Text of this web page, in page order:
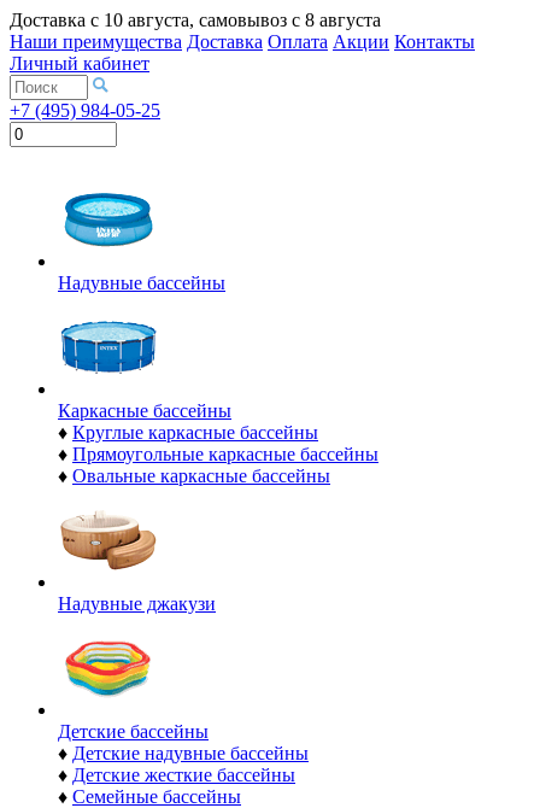
Доставка с 10 августа, самовывоз с 8 августа
Наши преимущества Доставка Оплата Акции Контакты
Личный кабинет
+7 (495) 984-05-25
Надувные бассейны
Каркасные бассейны
♦ Круглые каркасные бассейны
♦ Прямоугольные каркасные бассейны
♦ Овальные каркасные бассейны
Надувные джакузи
Детские бассейны
♦ Детские надувные бассейны
♦ Детские жесткие бассейны
♦ Семейные бассейны